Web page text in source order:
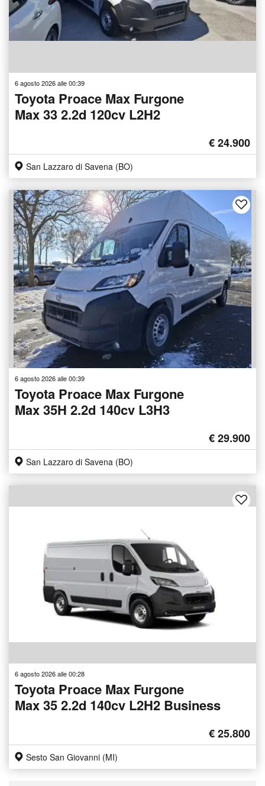
6 agosto 2026 alle 00:39
Toyota Proace Max Furgone
Max 33 2.2d 120cv L2H2
€ 24.900
San Lazzaro di Savena (BO)
6 agosto 2026 alle 00:39
Toyota Proace Max Furgone
Max 35H 2.2d 140cv L3H3
€ 29.900
San Lazzaro di Savena (BO)
6 agosto 2026 alle 00:28
Toyota Proace Max Furgone
Max 35 2.2d 140cv L2H2 Business
€ 25.800
Sesto San Giovanni (MI)